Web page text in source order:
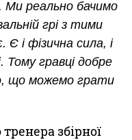
Ми реально бачимо
грі з тими
і фізична сила, і
Тому гравці добре
що можемо грати
збірної